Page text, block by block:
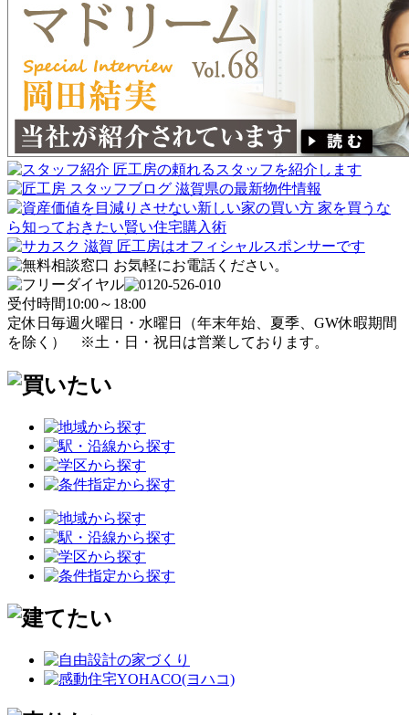
受付時間10:00～18:00
定休日 毎週火曜日・水曜日
（年末年始、夏季、GW休暇期間
を除く）
※土・日・祝日は営業しております。